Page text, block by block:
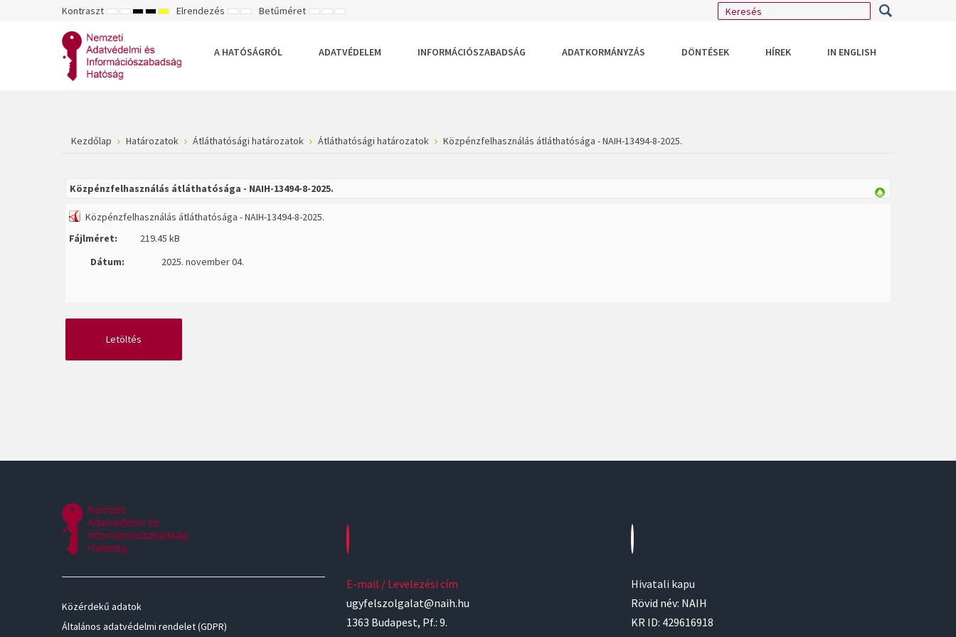
Kontraszt ALAPÉRTELMEZETT
ÉJSZAKAI
NAGY
FEHÉR
MÓD
NAGY
SÁRGA
MÓD
NAGY
MÓD
Elrendezés RÖGZÍTETT
SZÉLES
Betűméret KISEBB
ALAPÉRTELMEZETT
NAGYOBB
A HATÓSÁGRÓL
ADATVÉDELEM INFORMÁCIÓSZABADSÁG ADATKORMÁNYZÁS DÖNTÉSEK HÍREK IN ENGLISH
Kezdőlap Határozatok Átláthatósági határozatok Átláthatósági határozatok Közpénzfelhasználás átláthatósága - NAIH-13494-8-2025.
Közpénzfelhasználás átláthatósága - NAIH-13494-8-2025.
Közpénzfelhasználás átláthatósága - NAIH-13494-8-2025.
Fájlméret:
219.45 kB
Dátum:
2025. november 04.
Közérdekű adatok
Általános adatvédelmi rendelet (GDPR)
E-mail / Levelezési cím
ugyfelszolgalat@naih.hu
1363 Budapest, Pf.: 9.
Hivatali kapu
Rövid név: NAIH
KR ID: 429616918